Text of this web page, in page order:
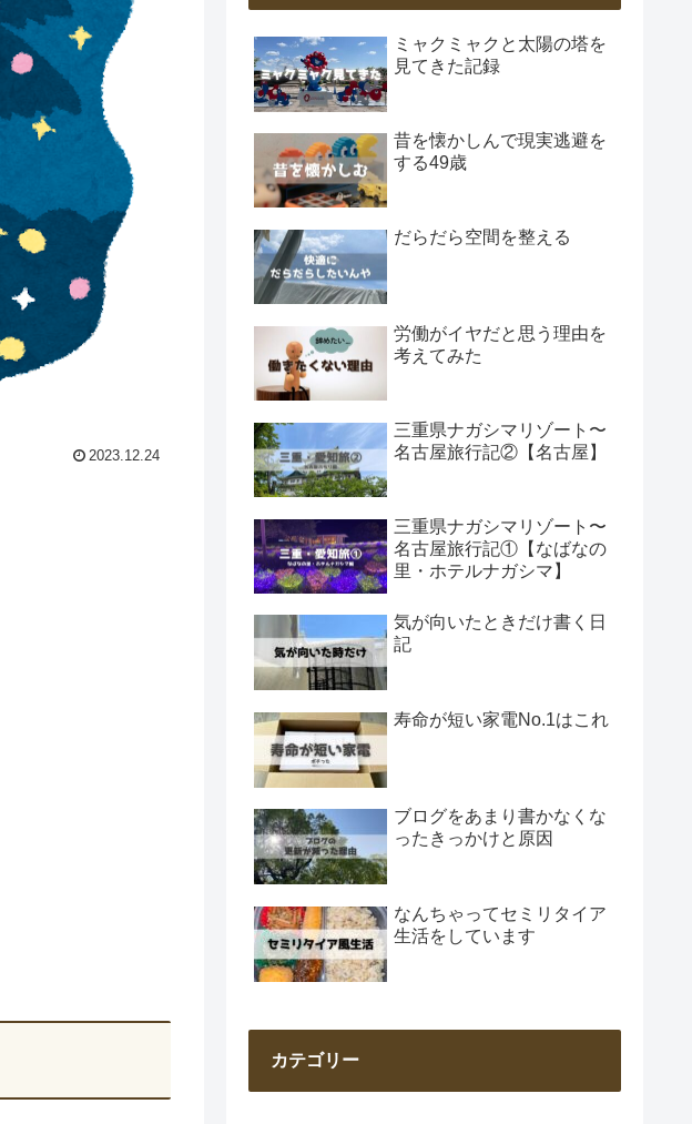
2023.12.24
ミャクミャクと太陽の塔を
見てきた記録
昔を懐かしんで現実逃避を
する49歳
だらだら空間を整える
労働がイヤだと思う理由を
考えてみた
三重県ナガシマリゾート〜
名古屋旅行記②【名古屋】
三重県ナガシマリゾート〜
名古屋旅行記①【なばなの
里・ホテルナガシマ】
気が向いたときだけ書く日
記
寿命が短い家電No.1はこれ
ブログをあまり書かなくな
ったきっかけと原因
なんちゃってセミリタイア
生活をしています
カテゴリー